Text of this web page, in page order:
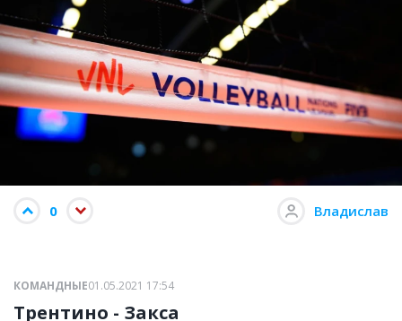
0 Владислав
КОМАНДНЫЕ01.05.2021 17:54
Трентино - Закса